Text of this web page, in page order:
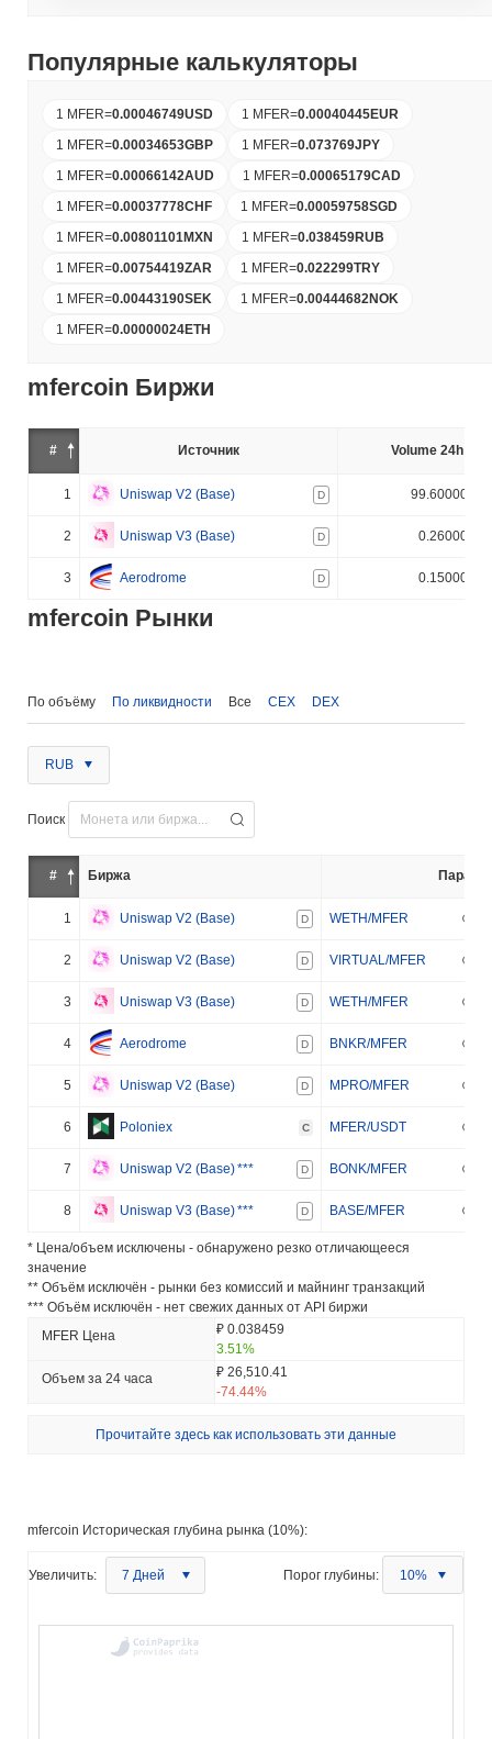
Популярные калькуляторы
1 MFER=0.00046749USD 1 MFER=0.00040445EUR
1 MFER=0.00034653GBP 1 MFER=0.073769JPY
1 MFER=0.00066142AUD 1 MFER=0.00065179CAD
1 MFER=0.00037778CHF 1 MFER=0.00059758SGD
1 MFER=0.00801101MXN 1 MFER=0.038459RUB
1 MFER=0.00754419ZAR 1 MFER=0.022299TRY
1 MFER=0.00443190SEK 1 MFER=0.00444682NOK
1 MFER=0.00000024ETH
mfercoin Биржи
# Источник Volume 24h (%)
1 Uniswap V2 (Base) D 99.600000%
2 Uniswap V3 (Base) D 0.260000%
3 Aerodrome D 0.150000%
mfercoin Рынки
По объёму По ликвидности Все CEX DEX
RUB
Поиск
# Биржа Пара
1 Uniswap V2 (Base) D WETH/MFER
2 Uniswap V2 (Base) D VIRTUAL/MFER
3 Uniswap V3 (Base) D WETH/MFER
4 Aerodrome D BNKR/MFER
5 Uniswap V2 (Base) D MPRO/MFER
6 Poloniex C MFER/USDT
7 Uniswap V2 (Base)*** D BONK/MFER
8 Uniswap V3 (Base)*** D BASE/MFER
* Цена/объем исключены - обнаружено резко отличающееся
значение
** Объём исключён - рынки без комиссий и майнинг транзакций
*** Объём исключён - нет свежих данных от API биржи
MFER Цена
₽ 0.038459
3.51%
Объем за 24 часа
₽ 26,510.41
-74.44%
Прочитайте здесь как использовать эти данные
mfercoin Историческая глубина рынка (10%):
Увеличить: 7 Дней Порог глубины: 10%